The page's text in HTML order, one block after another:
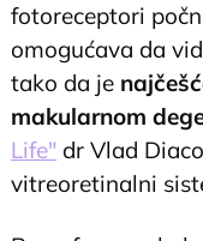
fotoreceptori
omogućava da
tako da je
makularnom
Life" dr Vlad
vitreoretinalni